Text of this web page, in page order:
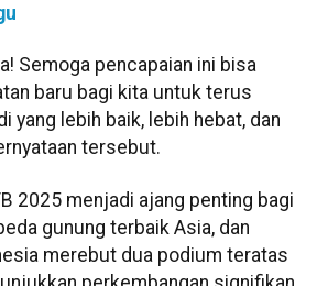
Semoga pencapaian ini bisa
baru bagi kita untuk terus
yang lebih baik, lebih hebat, dan
tersebut.
2025 menjadi ajang penting bagi
gunung terbaik Asia, dan
merebut dua podium teratas